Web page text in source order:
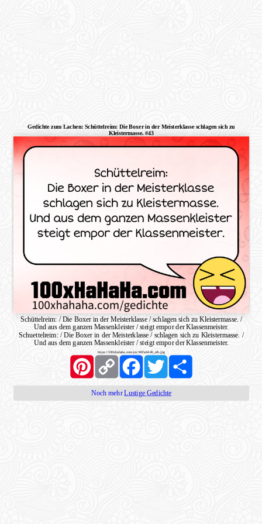
Gedichte zum Lachen: Schüttelreim: Die Boxer in der Meisterklasse schlagen sich zu
Kleistermasse. #43
Schüttelreim: / Die Boxer in der Meisterklasse / schlagen sich zu Kleistermasse. /
Und aus dem ganzen Massenkleister / steigt empor der Klassenmeister.
Schuettelreim: / Die Boxer in der Meisterklasse / schlagen sich zu Kleistermasse. /
Und aus dem ganzen Massenkleister / steigt empor der Klassenmeister.
https://100xhahaha.com/pic!605c64d6_sfb.jpg
PinterestCopy
Link
FacebookTwitter Share
Noch mehrLustige Gedichte